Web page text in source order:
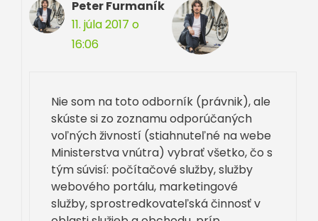
Peter Furmaník
11. júla 2017 o
16:06
Nie som na toto odborník (právnik), ale
skúste si zo zoznamu odporúčaných
voľných živností (stiahnuteľné na webe
Ministerstva vnútra) vybrať všetko, čo s
tým súvisí: počítačové služby, služby
webového portálu, marketingové
služby, sprostredkovateľská činnosť v